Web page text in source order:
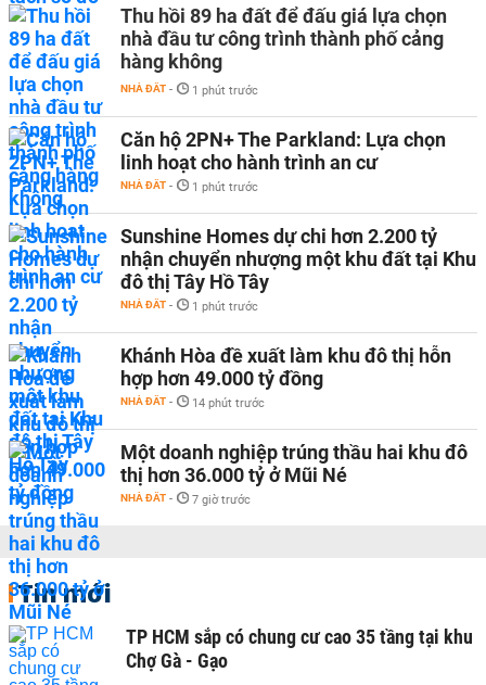
Thu hồi 89 ha đất để đấu giá lựa chọn
nhà đầu tư công trình thành phố cảng
hàng không
NHÀ ĐẤT - 1 phút trước
Căn hộ 2PN+ The Parkland: Lựa chọn
linh hoạt cho hành trình an cư
NHÀ ĐẤT - 1 phút trước
Sunshine Homes dự chi hơn 2.200 tỷ
nhận chuyển nhượng một khu đất tại Khu
đô thị Tây Hồ Tây
NHÀ ĐẤT - 1 phút trước
Khánh Hòa đề xuất làm khu đô thị hỗn
hợp hơn 49.000 tỷ đồng
NHÀ ĐẤT - 14 phút trước
Một doanh nghiệp trúng thầu hai khu đô
thị hơn 36.000 tỷ ở Mũi Né
NHÀ ĐẤT - 7 giờ trước
Tin mới
TP HCM sắp có chung cư cao 35 tầng tại khu
Chợ Gà - Gạo